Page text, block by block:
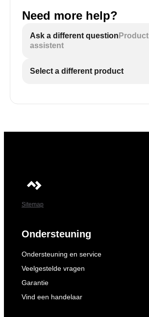
Need more help?
Ask a different question Product
assistent
Select a different product
Sitemap
Ondersteuning
Ondersteuning en service
Veelgestelde vragen
Garantie
Vind een handelaar